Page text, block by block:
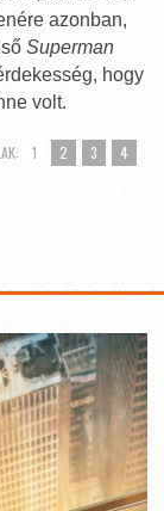
azonban,
Superman
hogy
volt.
1 2 3 4